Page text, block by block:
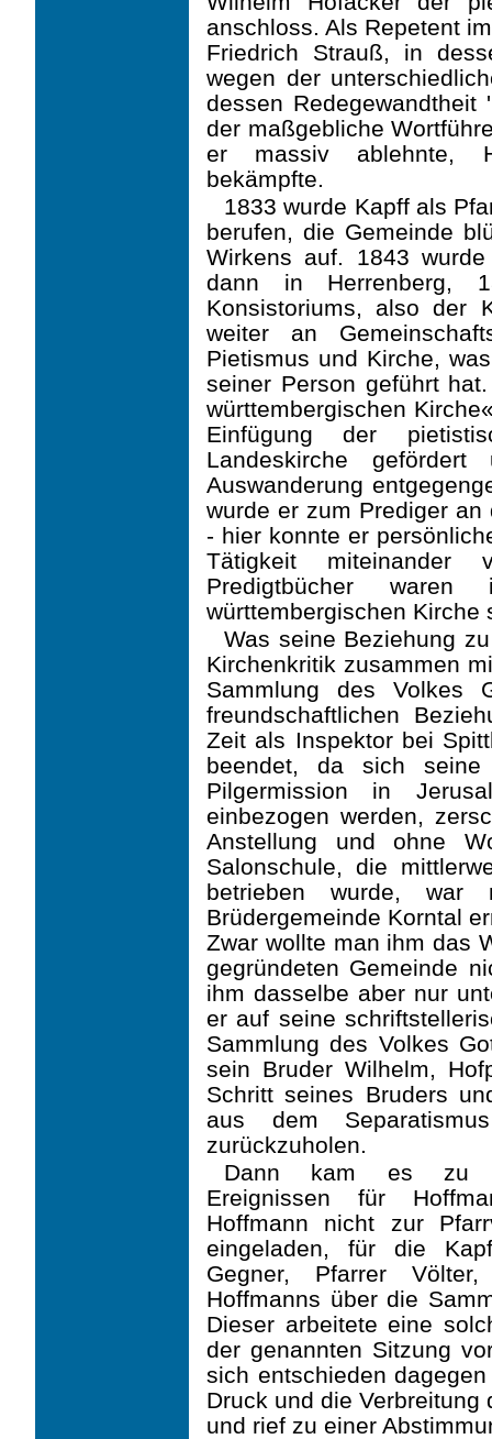
anschloss. Als Repetent
Friedrich Strauß, in
wegen der
dessen Redege­wandtheit
der maßgebliche
er massiv ablehnte,
bekämpfte.
1833 wurde Kapff als
berufen, die Gemeinde
Wirkens auf. 1843
dann in Herrenberg,
Konsistoriums, also der
weiter an
Pietismus und Kirche,
seiner Person geführt
württembergischen
Einfügung der
Landeskirche
Auswanderung
wurde er zum Prediger
- hier konnte er
Tätigkeit miteinander
Predigtbücher
württembergischen Kirche
Was seine Beziehung
Kirchenkritik zusammen
Sammlung des Volkes
freundschaftlichen
Zeit als Inspektor bei
beendet, da sich seine
Pilgermission in
einbezogen werden,
Anstellung und ohne
Salonschule, die
betrieben wurde,
Brüdergemeinde Korntal
Zwar wollte man ihm das
gegründeten Gemeinde
ihm dasselbe aber nur
er auf seine
Sammlung des Volkes
sein Bruder Wilhelm,
Schritt seines Bruders
aus dem
zurückzuholen.
Dann kam es zu
Ereignissen für
Hoffmann nicht zur
eingeladen, für die
Gegner, Pfarrer
Hoffmanns über die
Dieser arbeitete eine
der genannten Sitzung
sich entschieden
Druck und die
und rief zu einer